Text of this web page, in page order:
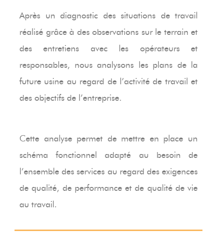
Après un diagnostic des situations de travail
réalisé grâce à des observations sur le terrain et
des entretiens avec les opérateurs et
responsables, nous analysons les plans de la
future usine au regard de l’activité de travail et
des objectifs de l’entreprise.
Cette analyse permet de mettre en place un
schéma fonctionnel adapté au besoin de
l’ensemble des services au regard des exigences
de qualité, de performance et de qualité de vie
au travail.